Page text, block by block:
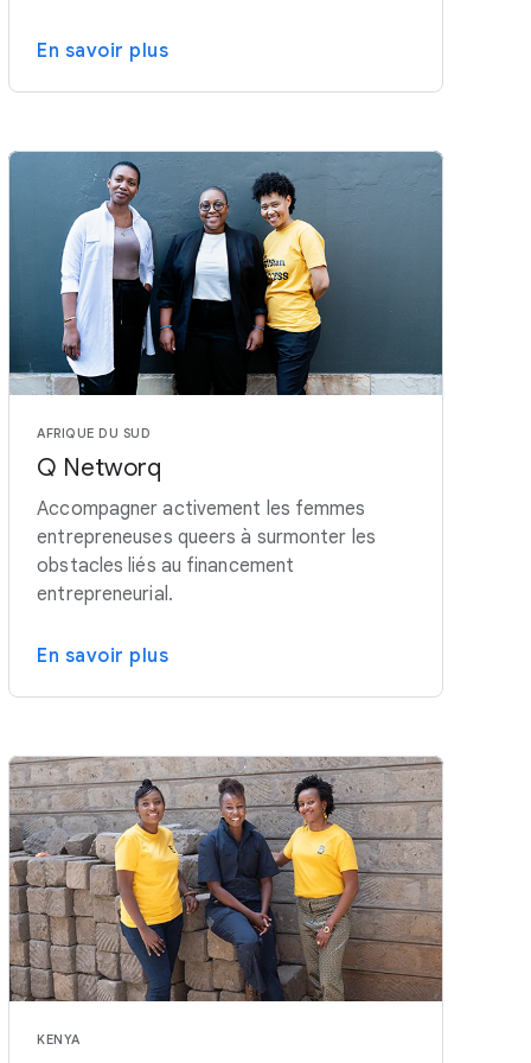
En savoir plus
AFRIQUE DU SUD
Q Networq
Accompagner activement les femmes
entrepreneuses queers à surmonter les
obstacles liés au financement
entrepreneurial.
En savoir plus
KENYA